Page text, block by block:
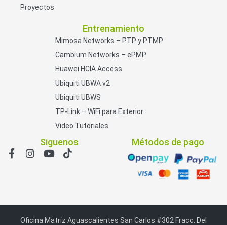
Proyectos
Entrenamiento
Mimosa Networks – PTP y PTMP
Cambium Networks – ePMP
Huawei HCIA Access
Ubiquiti UBWA v2
Ubiquiti UBWS
TP-Link – WiFi para Exterior
Video Tutoriales
Siguenos Métodos de pago
Oficina Matriz Aguascalientes San Carlos #302 Fracc. Del